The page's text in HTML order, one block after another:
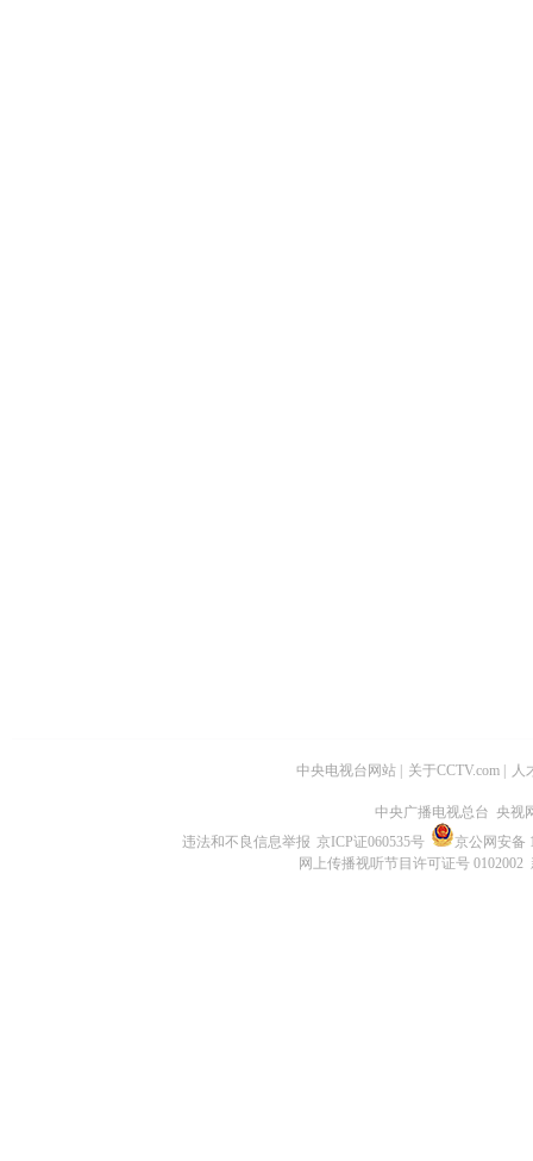
中央电视台网站 关于CCTV.com 人
中央广播电视总台 央视
违法和不良信息举报 京ICP证060535号
京公网安备
网上传播视听节目许可证号 0102002